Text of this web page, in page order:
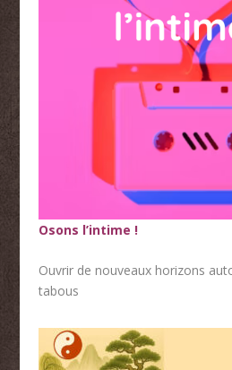
Osons l’intime !
Ouvrir de nouveaux horizons
tabous